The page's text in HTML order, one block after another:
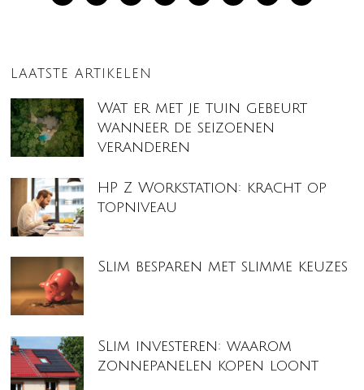
LAATSTE ARTIKELEN
Wat er met je tuin gebeurt
wanneer de seizoenen
veranderen
HP Z Workstation: kracht op
topniveau
Slim besparen met slimme keuzes
Slim investeren: waarom
zonnepanelen kopen loont